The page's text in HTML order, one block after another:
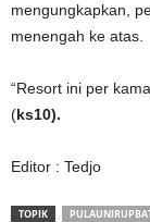
mengungkapkan,
menengah ke atas.
“Resort ini per
(ks10).
Editor : Tedjo
TOPIK